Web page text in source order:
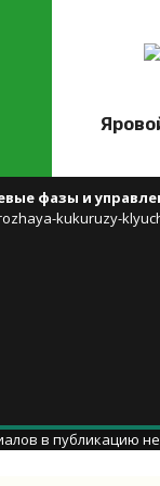
фазы и
kukuruzy-
в публикацию